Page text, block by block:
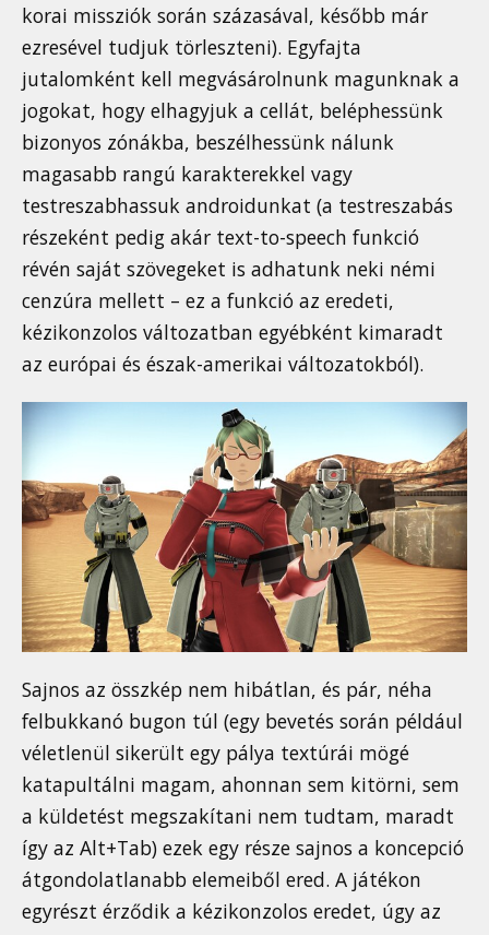
korai missziók során százasával, később már
ezresével tudjuk törleszteni). Egyfajta
jutalomként kell megvásárolnunk magunknak a
jogokat, hogy elhagyjuk a cellát, beléphessünk
bizonyos zónákba, beszélhessünk nálunk
magasabb rangú karakterekkel vagy
testreszabhassuk androidunkat (a testreszabás
részeként pedig akár text-to-speech funkció
révén saját szövegeket is adhatunk neki némi
cenzúra mellett – ez a funkció az eredeti,
kézikonzolos változatban egyébként kimaradt
az európai és észak-amerikai változatokból).
Sajnos az összkép nem hibátlan, és pár, néha
felbukkanó bugon túl (egy bevetés során például
véletlenül sikerült egy pálya textúrái mögé
katapultálni magam, ahonnan sem kitörni, sem
a küldetést megszakítani nem tudtam, maradt
így az Alt+Tab) ezek egy része sajnos a koncepció
átgondolatlanabb elemeiből ered. A játékon
egyrészt érződik a kézikonzolos eredet, úgy az